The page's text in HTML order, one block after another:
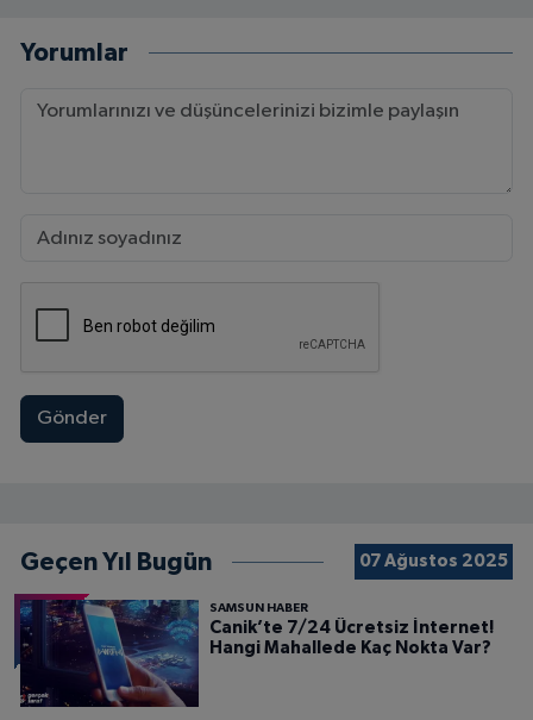
Yorumlar
Gönder
Geçen Yıl Bugün 07 Ağustos 2025
SAMSUN HABER
Canik’te 7/24 Ücretsiz İnternet!
Hangi Mahallede Kaç Nokta Var?